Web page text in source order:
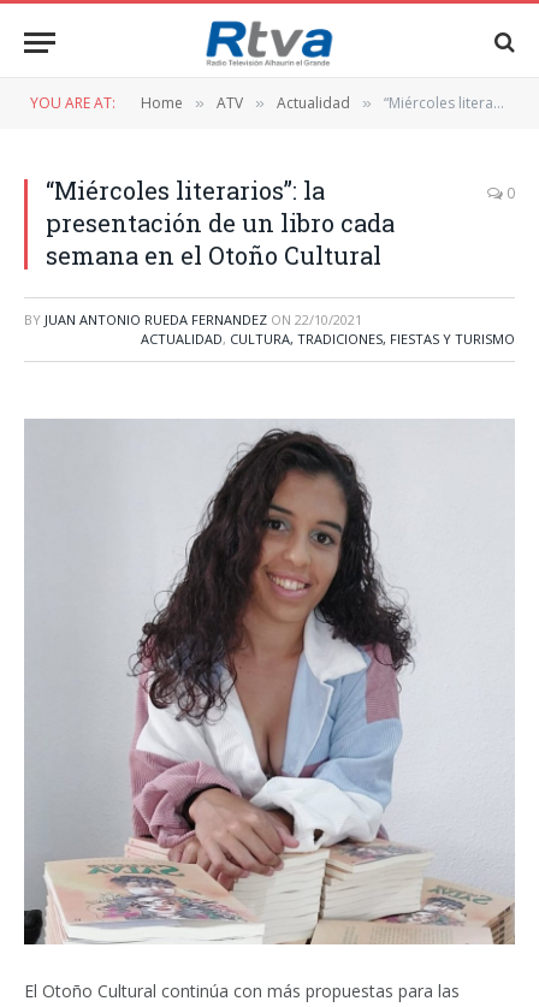
YOU ARE AT: Home » ATV » Actualidad » “Miércoles literarios”: la presentación de un libro cada semana en el Otoño Cultural
“Miércoles literarios”: la
presentación de un libro cada
semana en el Otoño Cultural
0
BY JUAN ANTONIO RUEDA FERNANDEZ ON 22/10/2021
ACTUALIDAD, CULTURA, TRADICIONES, FIESTAS Y TURISMO
El Otoño Cultural continúa con más propuestas para las